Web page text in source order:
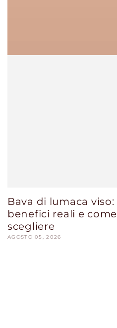
Bava di lumaca viso:
benefici reali e come
scegliere
AGOSTO 05, 2026